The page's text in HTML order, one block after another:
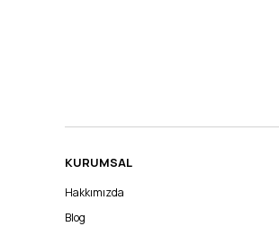
KURUMSAL
Hakkımızda
Blog